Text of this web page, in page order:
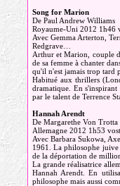
Song for Marion
De Paul Andrew Williams
Royaume-Uni 2012 1h46
Avec Gemma Arterton,
Redgrave…
Arthur et Marion, couple
de sa femme à chanter
qu'il n'est jamais trop tard
Habitué aux thrillers
dramatique. En
par le talent de Terrence
Hannah Arendt
De Margarethe Von Trotta
Allemagne 2012 1h53 vost
Avec Barbara Sukowa,
1961. La philosophe juive
de la déportation de
La grande réalisatrice
Hannah Arendt. En
philosophe mais aussi